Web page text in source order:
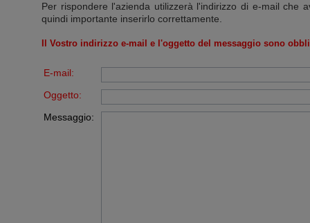
Per rispondere l'azienda utilizzerà l'indirizzo di e-mail che
quindi importante inserirlo correttamente.
Il Vostro indirizzo e-mail e l'oggetto del messaggio sono
E-mail:
Oggetto:
Messaggio: